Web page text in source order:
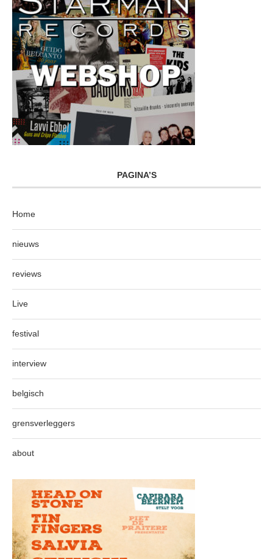
PAGINA’S
Home
nieuws
reviews
Live
festival
interview
belgisch
grensverleggers
about